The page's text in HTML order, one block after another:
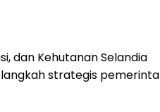
dan Kehutanan Selandia
strategis